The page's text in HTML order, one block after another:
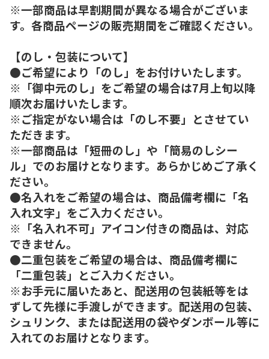
※一部商品は早割期間が異なる場合がございま
す。各商品ページの販売期間をご確認ください。
【のし・包装について】
●ご希望により「のし」をお付けいたします。
※「御中元のし」をご希望の場合は7月上旬以降
順次お届けいたします。
※ご指定がない場合は「のし不要」とさせてい
ただきます。
※一部商品は「短冊のし」や「簡易のしシー
ル」でのお届けとなります。あらかじめご了承く
ださい。
●名入れをご希望の場合は、商品備考欄に「名
入れ文字」をご入力ください。
※「名入れ不可」アイコン付きの商品は、対応
できません。
●二重包装をご希望の場合は、商品備考欄に
「二重包装」とご入力ください。
※お手元に届いたあと、配送用の包装紙等をは
ずして先様に手渡しができます。配送用の包装、
シュリンク、または配送用の袋やダンボール等に
入れてのお届けとなります。